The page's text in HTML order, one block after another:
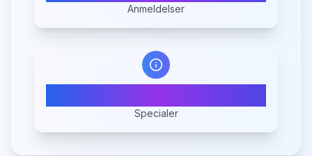
Anmeldelser
Specialer